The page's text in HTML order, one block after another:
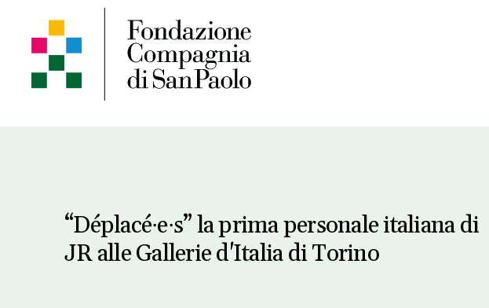
“Déplacé∙e∙s” la prima personale italiana di
JR alle Gallerie d'Italia di Torino